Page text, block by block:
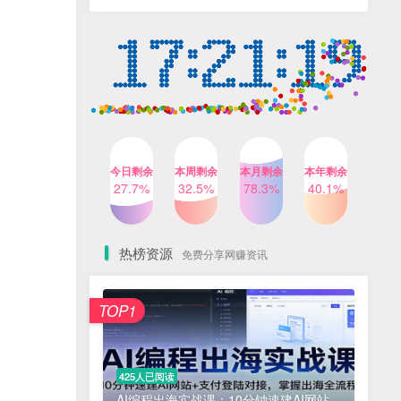
小红书笔记带货课，流量电
商新机会，抓住小红书的流
量红利(更新26年2月)
5个月前 419人已阅读
TOP4
公众号流量主之星座盘点赛
TOP5
AI商业编程智能体开发课：
掌握LangChain+LangGraph
构建多智能体协同架构的核
4个月前 417人已阅读
TOP6
1 ? 零加盟费｜红颜搭全国城市代理商招募正式启动！
2 淘宝天猫盈利突破特训营25年12月线下课，系统性的深度剖析电商企业经营之道，打造电商标准化运营体系
3 抓亚马逊漏洞，免去店铺月租，一个流量大竞争小，让你有机会成大卖的赛道
今日剩余
27.7%
本周剩余
32.5%
本月剩余
78.3%
本年剩余
40.1%
热榜资源 免费分享网赚资讯
425人已阅读
TOP1